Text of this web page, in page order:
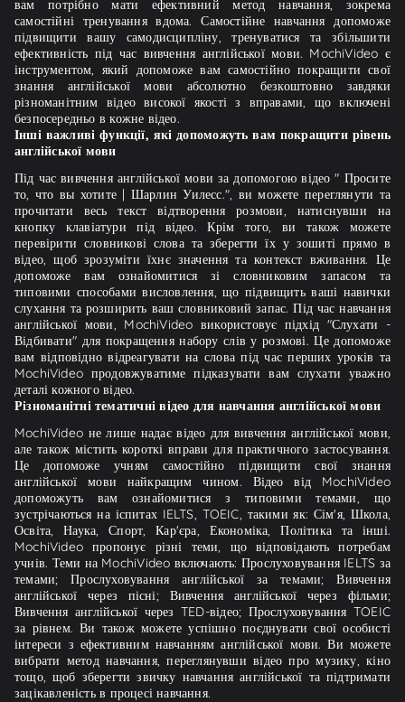
вам потрібно мати ефективний метод навчання, зокрема
самостійні тренування вдома. Самостійне навчання допоможе
підвищити вашу самодисципліну, тренуватися та збільшити
ефективність під час вивчення англійської мови. MochiVideo є
інструментом, який допоможе вам самостійно покращити свої
знання англійської мови абсолютно безкоштовно завдяки
різноманітним відео високої якості з вправами, що включені
безпосередньо в кожне відео.
Інші важливі функції, які допоможуть вам покращити рівень
англійської мови
Під час вивчення англійської мови за допомогою відео " Просите
то, что вы хотите | Шарлин Уилесс.", ви можете переглянути та
прочитати весь текст відтворення розмови, натиснувши на
кнопку клавіатури під відео. Крім того, ви також можете
перевірити словникові слова та зберегти їх у зошиті прямо в
відео, щоб зрозуміти їхнє значення та контекст вживання. Це
допоможе вам ознайомитися зі словниковим запасом та
типовими способами висловлення, що підвищить ваші навички
слухання та розширить ваш словниковий запас. Під час навчання
англійської мови, MochiVideo використовує підхід "Слухати -
Відбивати" для покращення набору слів у розмові. Це допоможе
вам відповідно відреагувати на слова під час перших уроків та
MochiVideo продовжуватиме підказувати вам слухати уважно
деталі кожного відео.
Різноманітні тематичні відео для навчання англійської мови
MochiVideo не лише надає відео для вивчення англійської мови,
але також містить короткі вправи для практичного застосування.
Це допоможе учням самостійно підвищити свої знання
англійської мови найкращим чином. Відео від MochiVideo
допоможуть вам ознайомитися з типовими темами, що
зустрічаються на іспитах IELTS, TOEIC, такими як: Сім'я, Школа,
Освіта, Наука, Спорт, Кар'єра, Економіка, Політика та інші.
MochiVideo пропонує різні теми, що відповідають потребам
учнів. Теми на MochiVideo включають: Прослуховування IELTS за
темами; Прослуховування англійської за темами; Вивчення
англійської через пісні; Вивчення англійської через фільми;
Вивчення англійської через TED-відео; Прослуховування TOEIC
за рівнем. Ви також можете успішно поєднувати свої особисті
інтереси з ефективним навчанням англійської мови. Ви можете
вибрати метод навчання, переглянувши відео про музику, кіно
тощо, щоб зберегти звичку навчання англійської та підтримати
зацікавленість в процесі навчання.